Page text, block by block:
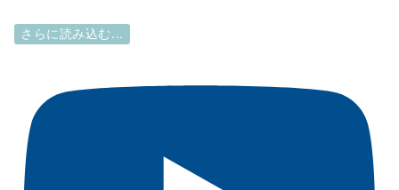
さらに読み込む...